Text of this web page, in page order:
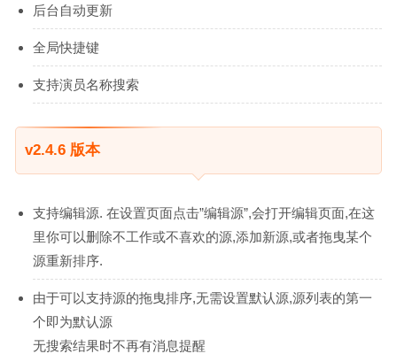
后台自动更新
全局快捷键
支持演员名称搜索
v2.4.6 版本
支持编辑源. 在设置页面点击”编辑源”,会打开编辑页面,在这
里你可以删除不工作或不喜欢的源,添加新源,或者拖曳某个
源重新排序.
由于可以支持源的拖曳排序,无需设置默认源,源列表的第一
个即为默认源
无搜索结果时不再有消息提醒